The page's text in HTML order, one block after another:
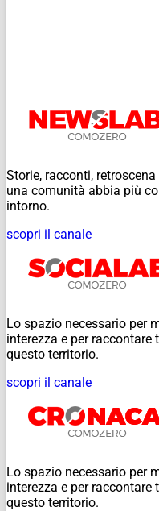
Storie, racconti,
una comunità abbia più
intorno.
scopri il canale
Lo spazio necessario per
interezza e per
questo territorio.
scopri il canale
Lo spazio necessario per
interezza e per
questo territorio.